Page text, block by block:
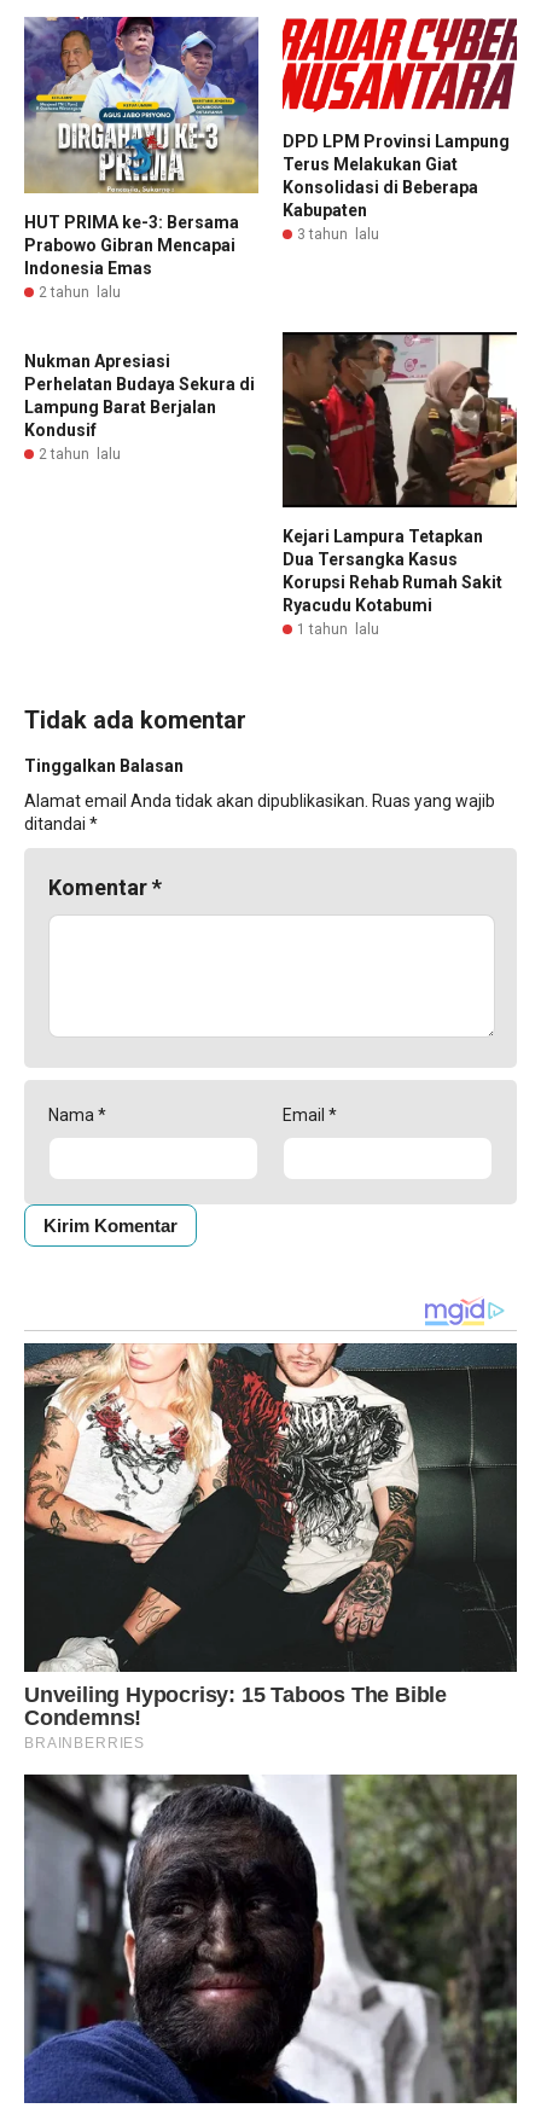
HUT PRIMA ke-3: Bersama
Prabowo Gibran Mencapai
Indonesia Emas
2 tahun lalu
DPD LPM Provinsi Lampung
Terus Melakukan Giat
Konsolidasi di Beberapa
Kabupaten
3 tahun lalu
Nukman Apresiasi
Perhelatan Budaya Sekura di
Lampung Barat Berjalan
Kondusif
2 tahun lalu
Kejari Lampura Tetapkan
Dua Tersangka Kasus
Korupsi Rehab Rumah Sakit
Ryacudu Kotabumi
1 tahun lalu
Tidak ada komentar
Tinggalkan Balasan
Alamat email Anda tidak akan dipublikasikan. Ruas yang wajib
ditandai *
Komentar*
Nama * Email *